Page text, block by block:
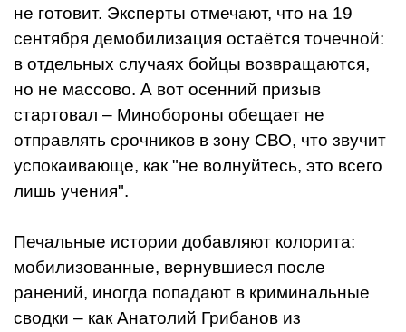
не готовит. Эксперты отмечают, что на 19
сентября демобилизация остаётся точечной:
в отдельных случаях бойцы возвращаются,
но не массово. А вот осенний призыв
стартовал – Минобороны обещает не
отправлять срочников в зону СВО, что звучит
успокаивающе, как "не волнуйтесь, это всего
лишь учения".
Печальные истории добавляют колорита:
мобилизованные, вернувшиеся после
ранений, иногда попадают в криминальные
сводки – как Анатолий Грибанов из